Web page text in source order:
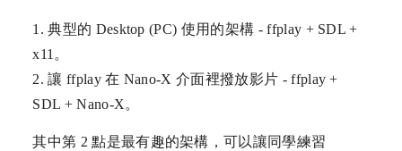
1. 典型的 Desktop (PC) 使用的架構 - ffplay + SDL +
x11。
2. 讓 ffplay 在 Nano-X 介面裡撥放影片 - ffplay +
SDL + Nano-X。
其中第 2 點是最有趣的架構，可以讓同學練習